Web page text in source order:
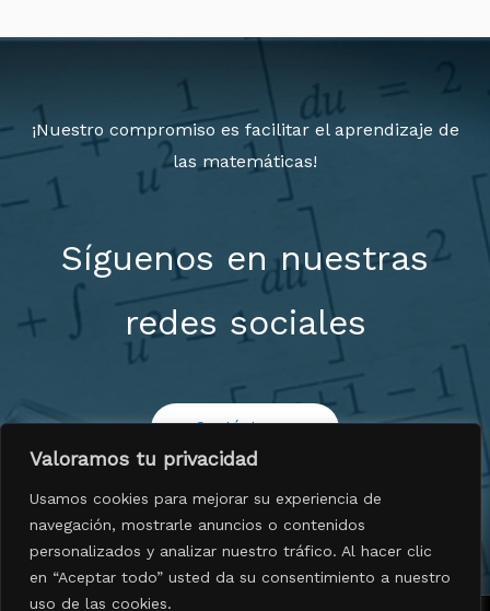
Valoramos tu privacidad
Usamos cookies para mejorar su experiencia de
navegación, mostrarle anuncios o contenidos
personalizados y analizar nuestro tráfico. Al hacer clic
en “Aceptar todo” usted da su consentimiento a nuestro
uso de las cookies.
¡Nuestro compromiso es facilitar el aprendizaje de
las matemáticas!
Síguenos en nuestras
redes sociales
Contáctenos